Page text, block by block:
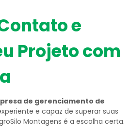
e
Projeto com
de gerenciamento de
e capaz de superar suas
Montagens é a escolha certa.